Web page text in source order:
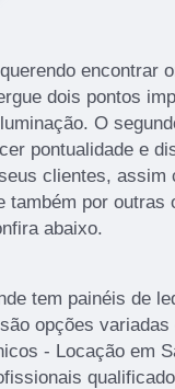
encontrar
dois pontos
O
pontualidade e
clientes, assim
também por outras
abaixo.
tem painéis de
opções
- Locação em